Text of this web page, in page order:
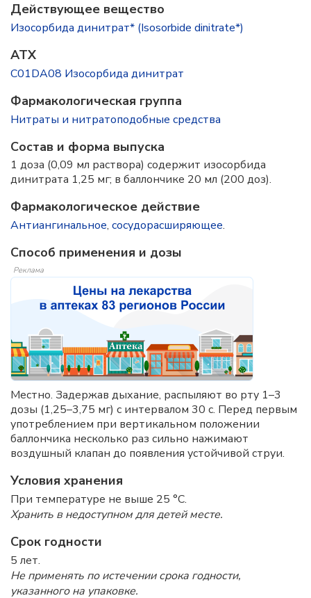
Действующее вещество
Изосорбида динитрат* (Isosorbide dinitrate*)
ATX
C01DA08 Изосорбида динитрат
Фармакологическая группа
Нитраты и нитратоподобные средства
Состав и форма выпускa
1 доза (0,09 мл раствора) содержит изосорбида
динитрата 1,25 мг; в баллончике 20 мл (200 доз).
Фармакологическое действие
Антиангинальное, сосудорасширяющее.
Способ применения и дозы
Реклама
Местно. Задержав дыхание, распыляют во рту 1–3
дозы (1,25–3,75 мг) с интервалом 30 с. Перед первым
употреблением при вертикальном положении
баллончика несколько раз сильно нажимают
воздушный клапан до появления устойчивой струи.
Условия хранения
При температуре не выше 25 °C.
Хранить в недоступном для детей месте.
Срок годности
5 лет.
Не применять по истечении срока годности,
указанного на упаковке.